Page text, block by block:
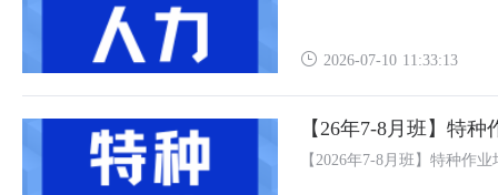
2026-07-10 11:33:13
【26年7-8月班】特
【2026年7-8月班】特种作